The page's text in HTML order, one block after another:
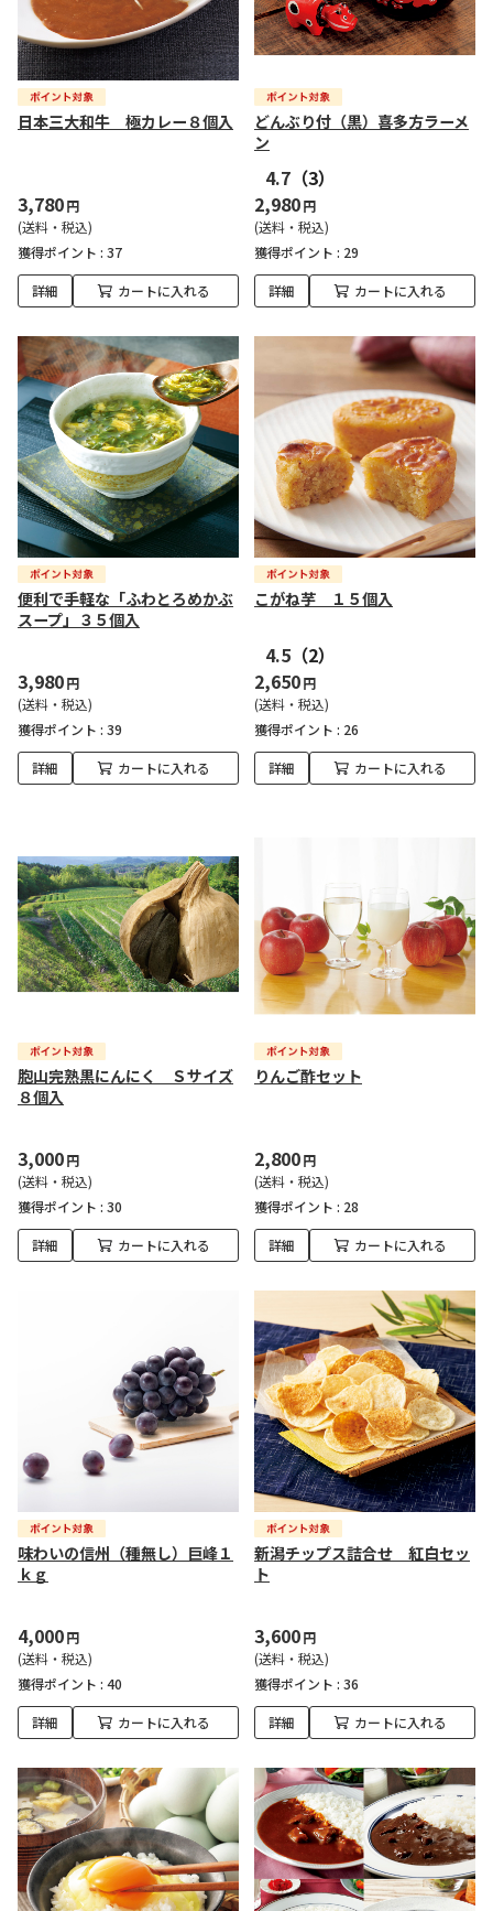
日本三大和牛 極カレー８個入
3,780円
(送料・税込)
獲得ポイント : 37
詳細 カートに入れる
どんぶり付（黒）喜多方ラーメ
ン
4.7 （3）
2,980円
(送料・税込)
獲得ポイント : 29
詳細 カートに入れる
便利で手軽な「ふわとろめかぶ
スープ」３５個入
3,980円
(送料・税込)
獲得ポイント : 39
詳細 カートに入れる
こがね芋 １５個入
4.5 （2）
2,650円
(送料・税込)
獲得ポイント : 26
詳細 カートに入れる
胞山完熟黒にんにく Ｓサイズ
８個入
3,000円
(送料・税込)
獲得ポイント : 30
詳細 カートに入れる
りんご酢セット
2,800円
(送料・税込)
獲得ポイント : 28
詳細 カートに入れる
味わいの信州（種無し）巨峰１
ｋｇ
4,000円
(送料・税込)
獲得ポイント : 40
詳細 カートに入れる
新潟チップス詰合せ 紅白セッ
ト
3,600円
(送料・税込)
獲得ポイント : 36
詳細 カートに入れる